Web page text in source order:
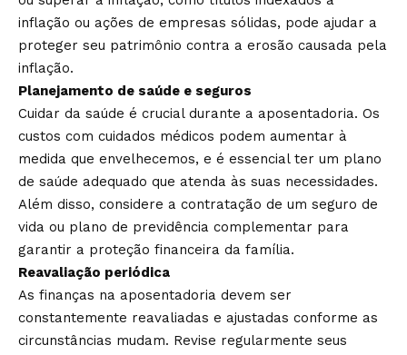
inflação ou ações de empresas sólidas, pode ajudar a
proteger seu patrimônio contra a erosão causada pela
inflação.
Planejamento de saúde e seguros
Cuidar da saúde é crucial durante a aposentadoria. Os
custos com cuidados médicos podem aumentar à
medida que envelhecemos, e é essencial ter um plano
de saúde adequado que atenda às suas necessidades.
Além disso, considere a contratação de um seguro de
vida ou plano de previdência complementar para
garantir a proteção financeira da família.
Reavaliação periódica
As finanças na aposentadoria devem ser
constantemente reavaliadas e ajustadas conforme as
circunstâncias mudam. Revise regularmente seus